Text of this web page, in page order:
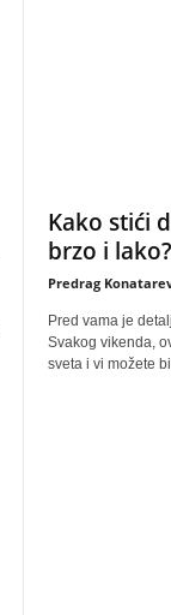
Kako stići
brzo i lako?
Predrag
Pred vama je
Svakog vikenda,
sveta i vi možete